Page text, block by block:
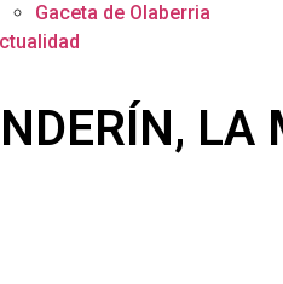
Gaceta de Olaberria